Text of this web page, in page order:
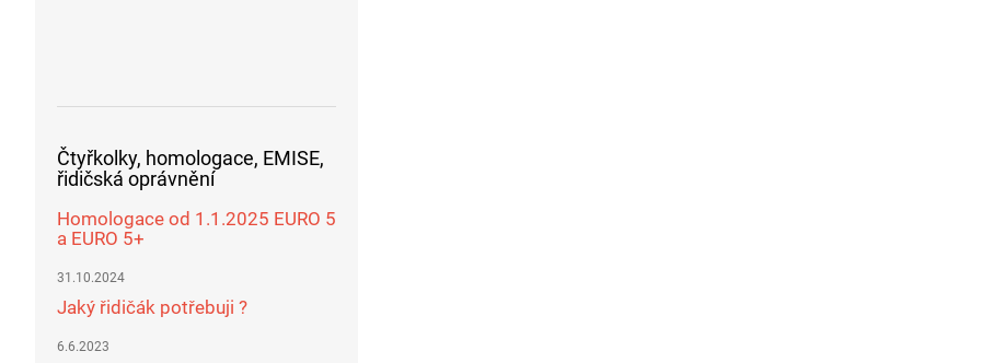
Čtyřkolky, homologace, EMISE,
řidičská oprávnění
Homologace od 1.1.2025 EURO 5
a EURO 5+
31.10.2024
Jaký řidičák potřebuji ?
6.6.2023